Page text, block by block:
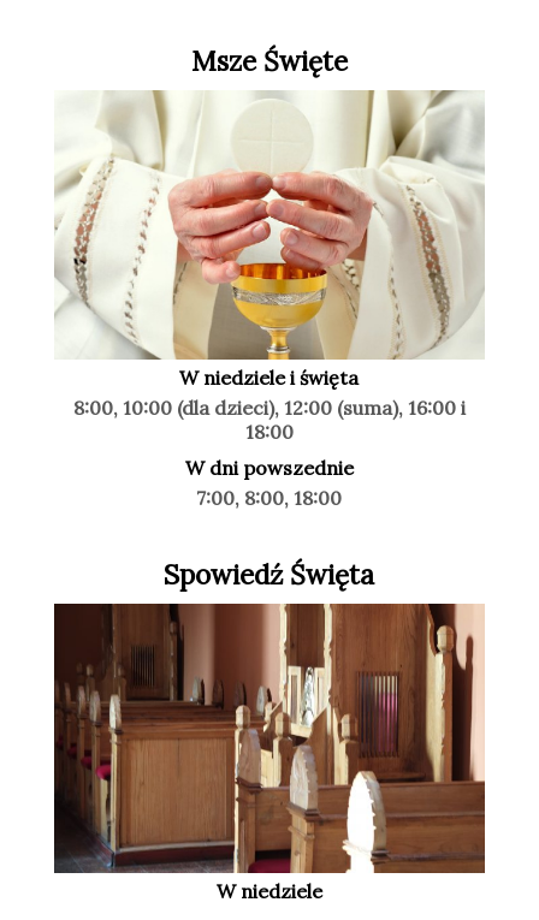
Msze Święte
W niedziele i święta
8:00, 10:00 (dla dzieci), 12:00 (suma), 16:00 i
18:00
W dni powszednie
7:00, 8:00, 18:00
Spowiedź Święta
W niedziele